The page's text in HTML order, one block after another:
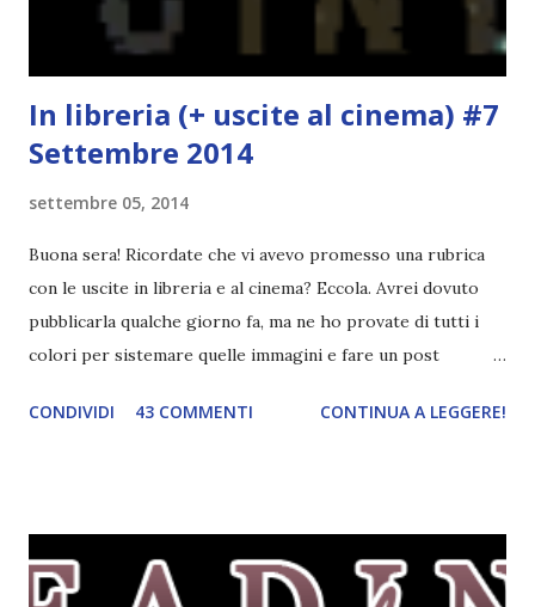
In libreria (+ uscite al cinema) #7
Settembre 2014
settembre 05, 2014
Buona sera! Ricordate che vi avevo promesso una rubrica
con le uscite in libreria e al cinema? Eccola. Avrei dovuto
pubblicarla qualche giorno fa, ma ne ho provate di tutti i
colori per sistemare quelle immagini e fare un post
leggere la trama cliccate sulla copertina. Vi ho segnalato
riguarda i suoi romanzi thriller. Per il momento sono
troppo fissata con questo genere ma ho letto pochi libri
CONDIVIDI 43 COMMENTI CONTINUA A LEGGERE!